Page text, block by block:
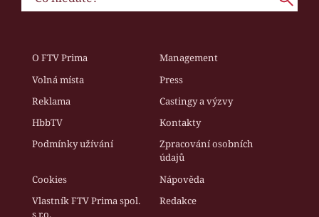
O FTV Prima
Management
Volná místa
Press
Reklama
Castingy a výzvy
HbbTV
Kontakty
Podmínky užívání
Zpracování osobních
údajů
Cookies
Nápověda
Vlastník FTV Prima spol.
s r.o.
Redakce